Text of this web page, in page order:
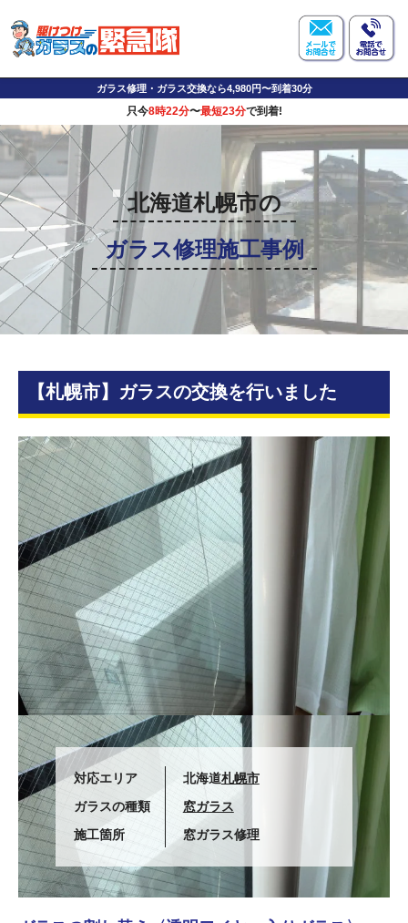
ガラス修理・ガラス交換なら4,980円〜到着30分
只今8時22分〜最短23分で到着!
北海道札幌市の
ガラス修理施工事例
【札幌市】ガラスの交換を行いました
対応エリア 北海道札幌市
ガラスの種類
窓ガラス
施工箇所
窓ガラス修理